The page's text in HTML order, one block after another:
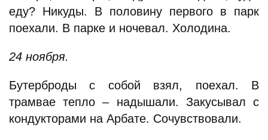
еду? Никуды. В половину первого в парк
поехали. В парке и ночевал. Холодина.
24 ноября.
Бутерброды с собой взял, поехал. В
трамвае тепло – надышали. Закусывал с
кондукторами на Арбате. Сочувствовали.